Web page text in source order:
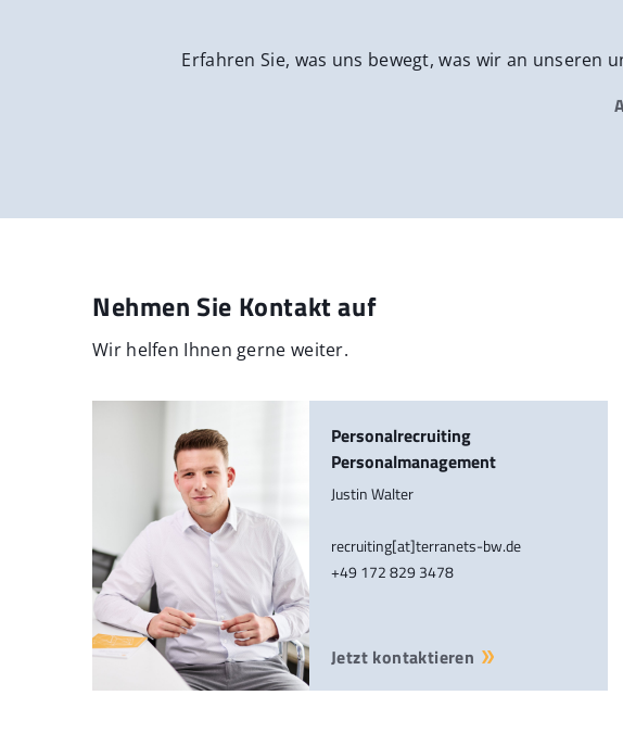
Erfahren Sie, was uns bewegt, was wir an
Nehmen Sie Kontakt auf
Wir helfen Ihnen gerne weiter.
Personalrecruiting
Personalmanagement
Justin Walter
recruiting[at]terranets-bw.de
+49 172 829 3478
Jetzt kontaktieren